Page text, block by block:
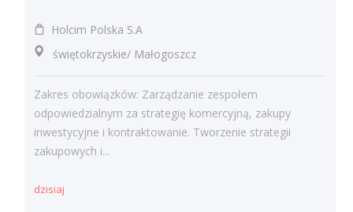
Holcim Polska S.A
świętokrzyskie/ Małogoszcz
Zakres obowiązków: Zarządzanie zespołem
odpowiedzialnym za strategię komercyjną, zakupy
inwestycyjne i kontraktowanie. Tworzenie strategii
zakupowych i...
dzisiaj